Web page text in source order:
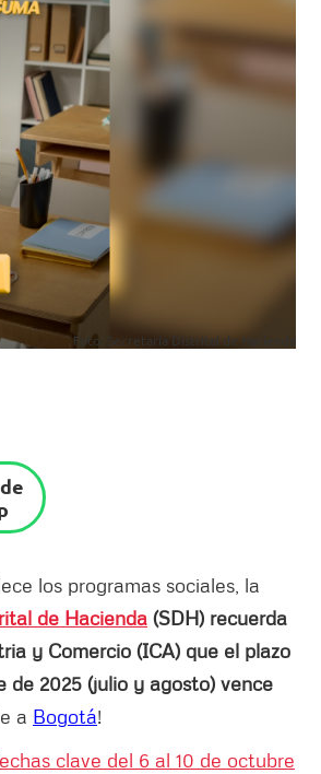
Foto: Secretaría Distrital de Hacienda
los programas sociales, la
de Hacienda (SDH) recuerda
y Comercio (ICA) que el plazo
2025 (julio y agosto) vence
a Bogotá!
clave del 6 al 10 de octubre